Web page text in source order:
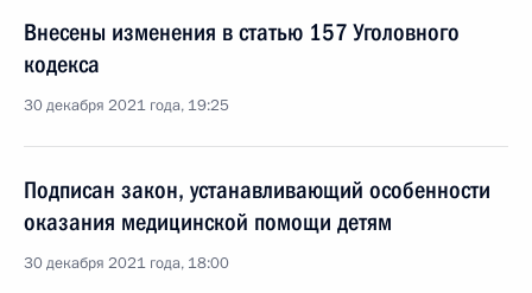
Внесены изменения в статью 157 Уголовного
кодекса
30 декабря 2021 года, 19:25
Подписан закон, устанавливающий особенности
оказания медицинской помощи детям
30 декабря 2021 года, 18:00